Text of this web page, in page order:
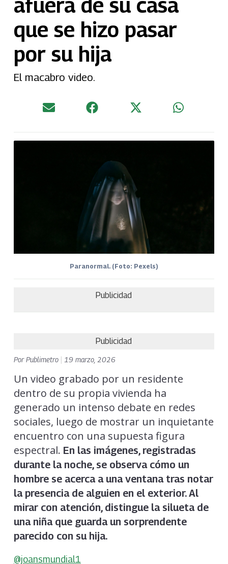
afuera de su casa
que se hizo pasar
por su hija
El macabro video.
Paranormal. (Foto: Pexels)
Publicidad
Publicidad
PorPublimetro 19 marzo, 2026
Un video grabado por un residente
dentro de su propia vivienda ha
generado un intenso debate en redes
sociales, luego de mostrar un inquietante
encuentro con una supuesta figura
espectral. En las imágenes, registradas
durante la noche, se observa cómo un
hombre se acerca a una ventana tras notar
la presencia de alguien en el exterior. Al
mirar con atención, distingue la silueta de
una niña que guarda un sorprendente
parecido con su hija.
@joansmundial1